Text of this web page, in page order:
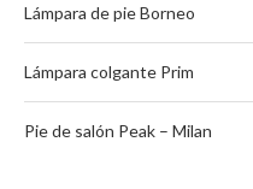
Lámpara de pie Borneo
Lámpara colgante Prim
Pie de salón Peak – Milan